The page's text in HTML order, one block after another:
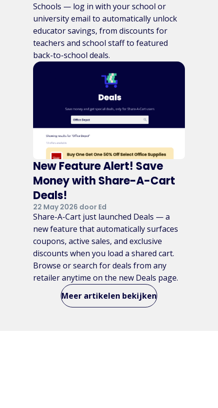
Schools — log in with your school or
university email to automatically unlock
educator savings, from discounts for
teachers and school staff to featured
back-to-school deals.
New Feature Alert! Save
Money with Share-A-Cart
Deals!
22 May 2026 door Ed
Share-A-Cart just launched Deals — a
new feature that automatically surfaces
coupons, active sales, and exclusive
discounts when you load a shared cart.
Browse or search for deals from any
retailer anytime on the new Deals page.
Meer artikelen bekijken